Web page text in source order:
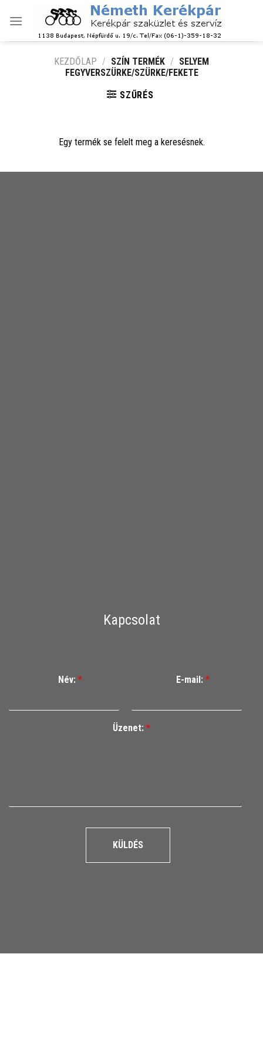
KEZDŐLAP / SZÍN TERMÉK / SELYEM
FEGYVERSZÜRKE/SZÜRKE/FEKETE
SZŰRÉS
Egy termék se felelt meg a keresésnek.
Kapcsolat
Név: * E-mail: *
Üzenet: *
KÜLDÉS